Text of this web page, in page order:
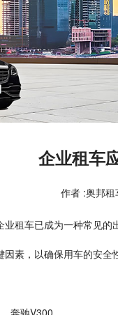
企业租车
作者 :奥邦租
业租车已成为一种常见
因素，以确保用车的安